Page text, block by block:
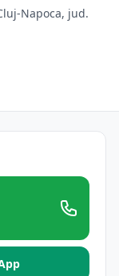
Napoca, jud.